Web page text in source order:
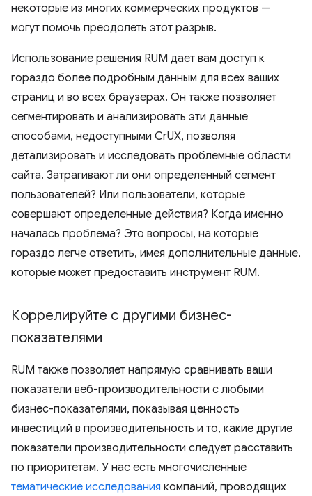
некоторые из многих коммерческих продуктов —
могут помочь преодолеть этот разрыв.
Использование решения RUM дает вам доступ к
гораздо более подробным данным для всех ваших
страниц и во всех браузерах. Он также позволяет
сегментировать и анализировать эти данные
способами, недоступными CrUX, позволяя
детализировать и исследовать проблемные области
сайта. Затрагивают ли они определенный сегмент
пользователей? Или пользователи, которые
совершают определенные действия? Когда именно
началась проблема? Это вопросы, на которые
гораздо легче ответить, имея дополнительные данные,
которые может предоставить инструмент RUM.
Коррелируйте с другими бизнес-
показателями
RUM также позволяет напрямую сравнивать ваши
показатели веб-производительности с любыми
бизнес-показателями, показывая ценность
инвестиций в производительность и то, какие другие
показатели производительности следует расставить
по приоритетам. У нас есть многочисленные
тематические исследования компаний, проводящих